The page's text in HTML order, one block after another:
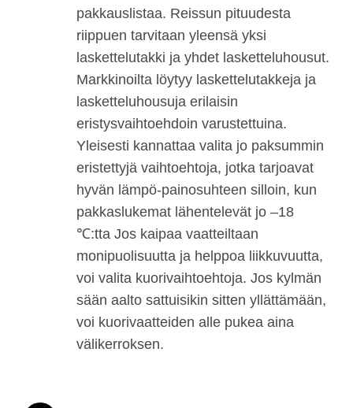
pakkauslistaa. Reissun pituudesta
riippuen tarvitaan yleensä yksi
laskettelutakki ja yhdet lasketteluhousut.
Markkinoilta löytyy laskettelutakkeja ja
lasketteluhousuja erilaisin
eristysvaihtoehdoin varustettuina.
Yleisesti kannattaa valita jo paksummin
eristettyjä vaihtoehtoja, jotka tarjoavat
hyvän lämpö-painosuhteen silloin, kun
pakkaslukemat lähentelevät jo –18
℃:tta Jos kaipaa vaatteiltaan
monipuolisuutta ja helppoa liikkuvuutta,
voi valita kuorivaihtoehtoja. Jos kylmän
sään aalto sattuisikin sitten yllättämään,
voi kuorivaatteiden alle pukea aina
välikerroksen.